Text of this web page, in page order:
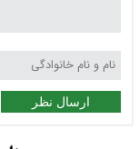
ارسال نظر